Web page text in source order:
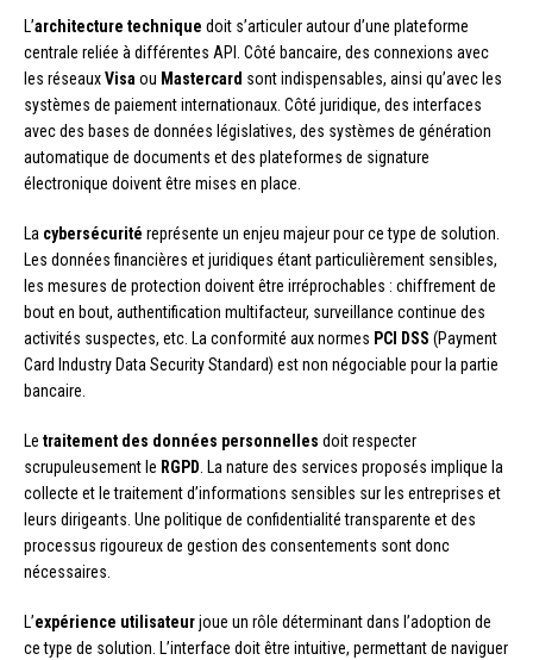
L’architecture technique doit s’articuler autour d’une plateforme
centrale reliée à différentes API. Côté bancaire, des connexions avec
les réseauxVisa ou Mastercard sont indispensables, ainsi qu’avec les
systèmes de paiement internationaux. Côté juridique, des interfaces
avec des bases de données législatives, des systèmes de génération
automatique de documents et des plateformes de signature
électronique doivent être mises en place.
La cybersécurité représente un enjeu majeur pour ce type de solution.
Les données financières et juridiques étant particulièrement sensibles,
les mesures de protection doivent être irréprochables : chiffrement de
bout en bout, authentification multifacteur, surveillance continue des
activités suspectes, etc. La conformité aux normes PCI DSS (Payment
Card Industry Data Security Standard) est non négociable pour la partie
bancaire.
Le traitement des données personnelles doit respecter
scrupuleusement le RGPD. La nature des services proposés implique la
collecte et le traitement d’informations sensibles sur les entreprises et
leurs dirigeants. Une politique de confidentialité transparente et des
processus rigoureux de gestion des consentements sont donc
nécessaires.
L’expérience utilisateurjoue un rôle déterminant dans l’adoption de
ce type de solution. L’interface doit être intuitive, permettant de naviguer